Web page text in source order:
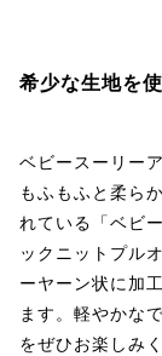
希少な生地を
ベビースーリー
もふもふと柔ら
れている「ベビ
ックニットプル
ーヤーン状に加
ます。軽やかな
をぜひお楽しみ